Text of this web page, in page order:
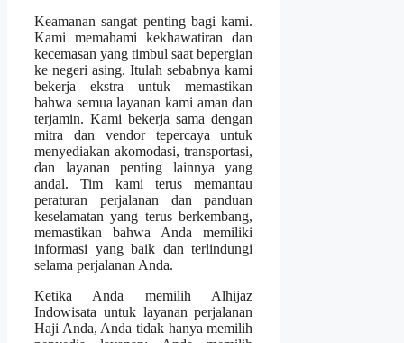
Keamanan sangat penting bagi kami.
Kami memahami kekhawatiran dan
kecemasan yang timbul saat bepergian
ke negeri asing. Itulah sebabnya kami
bekerja ekstra untuk memastikan
bahwa semua layanan kami aman dan
terjamin. Kami bekerja sama dengan
mitra dan vendor tepercaya untuk
menyediakan akomodasi, transportasi,
dan layanan penting lainnya yang
andal. Tim kami terus memantau
peraturan perjalanan dan panduan
keselamatan yang terus berkembang,
memastikan bahwa Anda memiliki
informasi yang baik dan terlindungi
selama perjalanan Anda.
Ketika Anda memilih Alhijaz
Indowisata untuk layanan perjalanan
Haji Anda, Anda tidak hanya memilih